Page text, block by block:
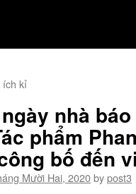
ích kỉ
nhà
phẩm
bố đến
Mười Hai, 2020bypost3